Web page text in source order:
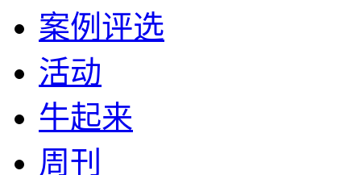
案例评选
活动
牛起来
周刊